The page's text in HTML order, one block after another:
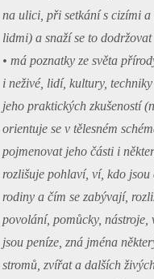
na ulici, při setkání s cizími a
lidmi) a snaží se to dodržovat
• má poznatky ze světa
i neživé, lidí, kultury,
jeho praktických zkušeností
orientuje se v tělesném
pojmenovat jeho části i
rozlišuje pohlaví, ví, kdo jsou
rodiny a čím se zabývají,
povolání, pomůcky, nástroje,
jsou peníze, zná jména
stromů, zvířat a dalších